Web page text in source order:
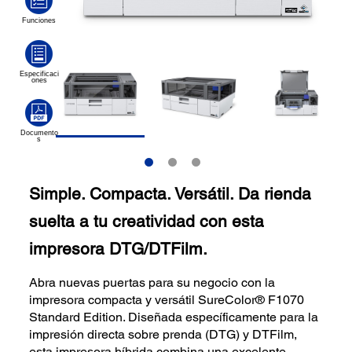
Simple. Compacta. Versátil. Da rienda
suelta a tu creatividad con esta
impresora DTG/DTFilm.
Abra nuevas puertas para su negocio con la
impresora compacta y versátil SureColor® F1070
Standard Edition. Diseñada específicamente para la
impresión directa sobre prenda (DTG) y DTFilm,